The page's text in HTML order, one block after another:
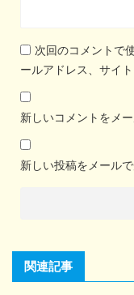
次回のコメントで
ールアドレス、サイト
新しいコメントをメ
新しい投稿をメール
関連記事